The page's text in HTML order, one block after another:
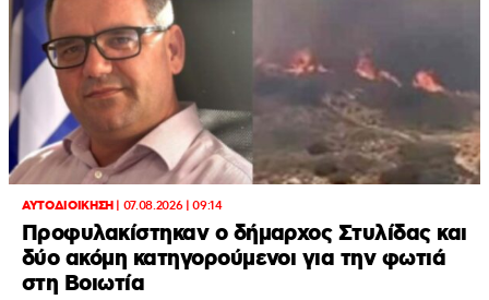
ΑΥΤΟΔΙΟΙΚΗΣΗ| 07.08.2026 | 09:14
Προφυλακίστηκαν ο δήμαρχος Στυλίδας και
δύο ακόμη κατηγορούμενοι για την φωτιά
στη Βοιωτία